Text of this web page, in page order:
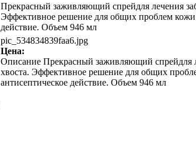
Прекрасный заживляющий спрейдля лечения
Эффективное решение для общих проблем кожи
действие. Объем 946 мл
pic_534834839faa6.jpg
Цена:
Описание Прекрасный заживляющий спрейдля
хвоста. Эффективное решение для общих
антисептическое действие. Объем 946 мл